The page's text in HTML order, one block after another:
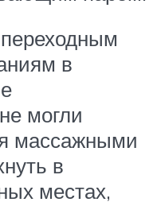
в
могли
массажными
в
местах,